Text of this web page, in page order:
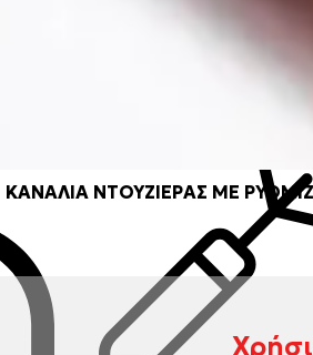
ΚΑΝΑΛΙΑ ΝΤΟΥΖΙΕΡΑΣ ΜΕ